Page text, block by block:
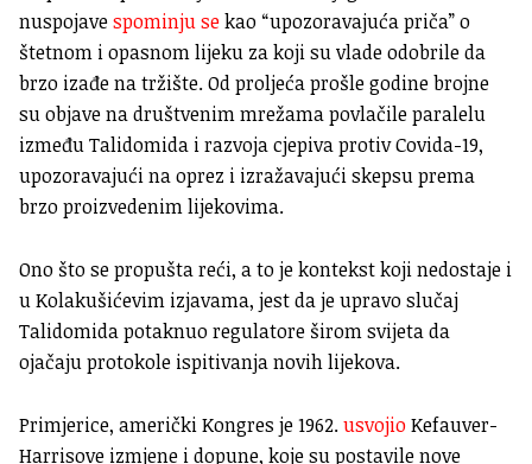
nuspojavespominju sekao “upozoravajuća priča” o
štetnom i opasnom lijeku za koji su vlade odobrile da
brzo izađe na tržište. Od proljeća prošle godine brojne
su objave na društvenim mrežama povlačile paralelu
između Talidomida i razvoja cjepiva protiv Covida-19,
upozoravajući na oprez i izražavajući skepsu prema
brzo proizvedenim lijekovima.
Ono što se propušta reći, a to je kontekst koji nedostaje i
u Kolakušićevim izjavama, jest da je upravo slučaj
Talidomida potaknuo regulatore širom svijeta da
ojačaju protokole ispitivanja novih lijekova.
Primjerice, američki Kongres je 1962.usvojioKefauver-
Harrisove izmjene i dopune, koje su postavile nove